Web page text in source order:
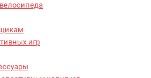
игр